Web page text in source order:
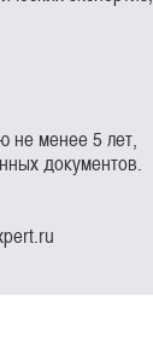
не менее 5 лет,
документов.